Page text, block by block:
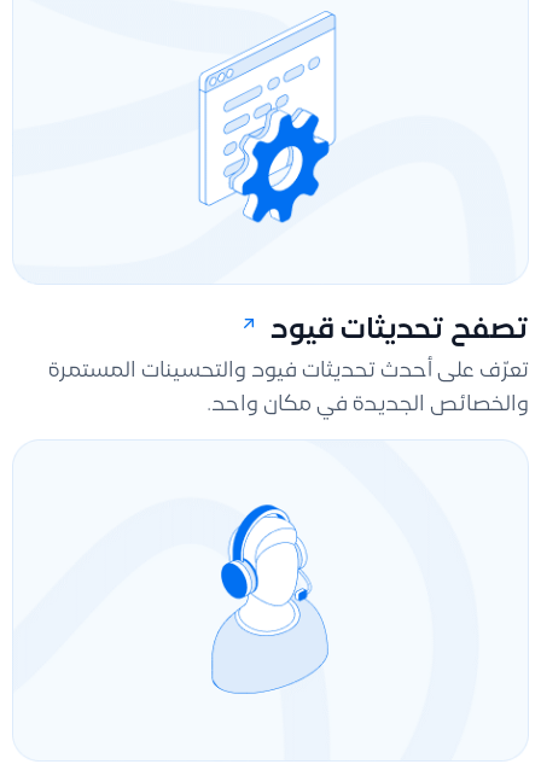
تصفح تحديثات قيود
تعرّف على أحدث تحديثات فيود والتحسينات المستمرة
والخصائص الجديدة في مكان واحد.